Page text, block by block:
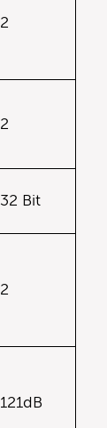
2
2
32 Bit
2
121dB